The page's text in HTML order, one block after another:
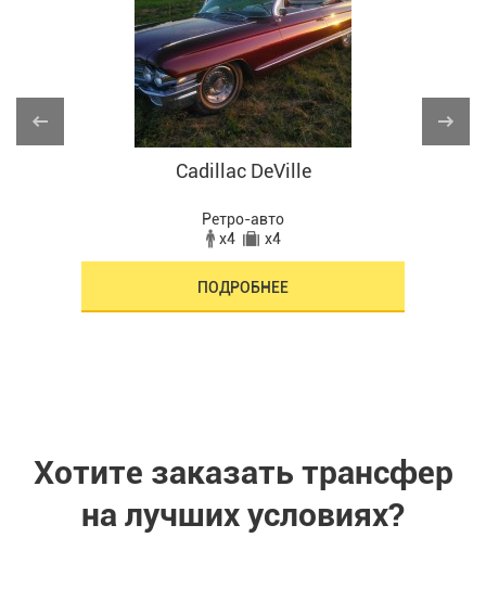
Cadillac DeVille
Ретро-авто
x4
x4
ПОДРОБНЕЕ
Хотите заказать трансфер
на лучших условиях?